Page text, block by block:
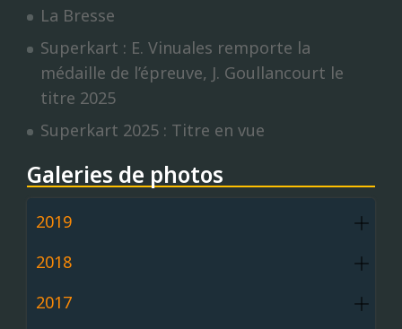
La Bresse
Superkart : E. Vinuales remporte la
médaille de l’épreuve, J. Goullancourt le
titre 2025
Superkart 2025 : Titre en vue
Galeries de photos
2019
2018
2017